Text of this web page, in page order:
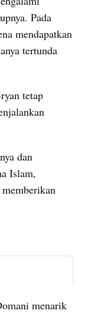
Pada
mendapatkan
tertunda
tetap
dan
Islam,
menarik